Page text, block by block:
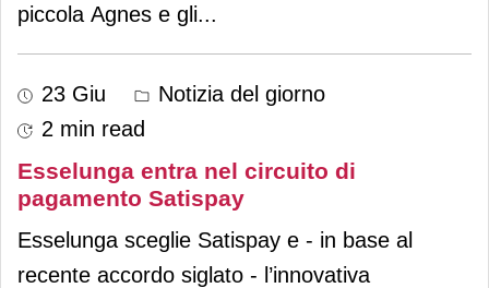
piccola Agnes e gli...
23 Giu
Notizia del giorno
2 min read
Esselunga entra nel circuito di
pagamento Satispay
Esselunga sceglie Satispay e - in base al
recente accordo siglato - l’innovativa